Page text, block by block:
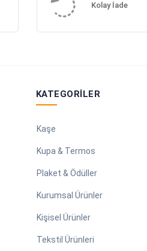
Kolay İade
KATEGORILER
Kaşe
Kupa & Termos
Plaket & Ödüller
Kurumsal Ürünler
Kişisel Ürünler
Tekstil Ürünleri